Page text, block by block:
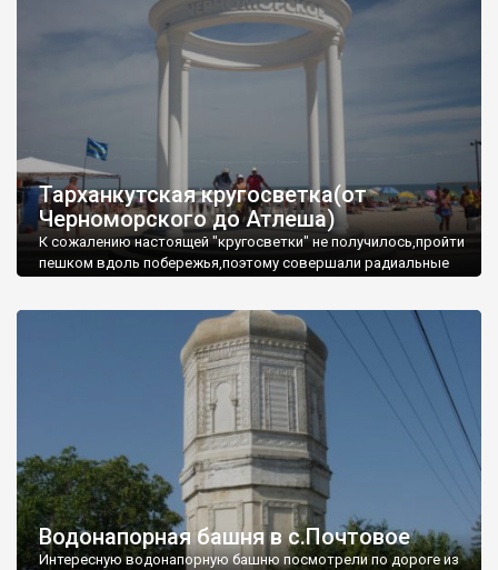
Тарханкутская кругосветка(от
Черноморского до Атлеша)
К сожалению настоящей "кругосветки" не получилось,пройти
пешком вдоль побережья,поэтому совершали радиальные
Водонапорная башня в с.Почтовое
Интересную водонапорную башню посмотрели по дороге из